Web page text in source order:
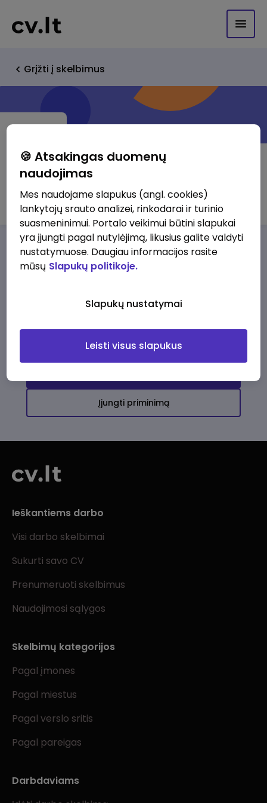
Grįžti į skelbimus
Girupis.LT, UAB
Darbo pasiūlymaiApie musPrivalumai
darbo pasiūlymų
Įjungti priminimą
Ieškantiems darbo
Visi darbo skelbimai
Sukurti savo CV
Prenumeruoti skelbimus
Naudojimosi sąlygos
Skelbimų kategorijos
Pagal įmones
Pagal miestus
Pagal verslo sritis
Pagal pareigas
Darbdaviams
🍪 Atsakingas duomenų
naudojimas
Mes naudojame slapukus (angl. cookies)
lankytojų srauto analizei, rinkodarai ir turinio
suasmeninimui. Portalo veikimui būtini slapukai
yra įjungti pagal nutylėjimą, likusius galite valdyti
nustatymuose. Daugiau informacijos rasite
mūsų Slapukų politikoje.
Slapukų nustatymai
Leisti visus slapukus